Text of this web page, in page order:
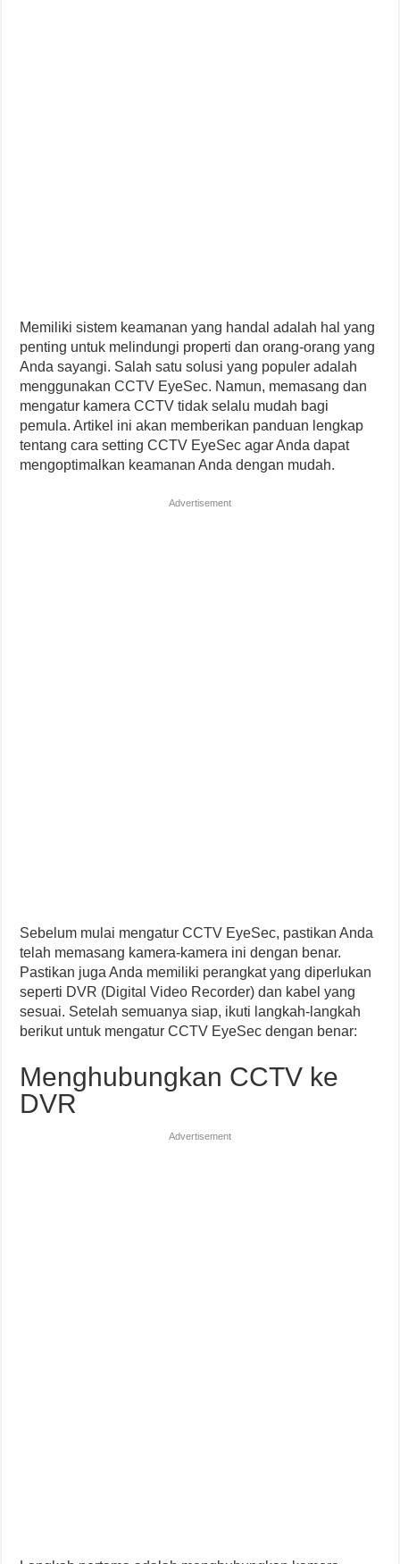
Memiliki sistem keamanan yang handal adalah hal yang
penting untuk melindungi properti dan orang-orang yang
Anda sayangi. Salah satu solusi yang populer adalah
menggunakan CCTV EyeSec. Namun, memasang dan
mengatur kamera CCTV tidak selalu mudah bagi
pemula. Artikel ini akan memberikan panduan lengkap
tentang cara setting CCTV EyeSec agar Anda dapat
mengoptimalkan keamanan Anda dengan mudah.
Advertisement
Sebelum mulai mengatur CCTV EyeSec, pastikan Anda
telah memasang kamera-kamera ini dengan benar.
Pastikan juga Anda memiliki perangkat yang diperlukan
seperti DVR (Digital Video Recorder) dan kabel yang
sesuai. Setelah semuanya siap, ikuti langkah-langkah
berikut untuk mengatur CCTV EyeSec dengan benar:
Menghubungkan CCTV ke
DVR
Advertisement